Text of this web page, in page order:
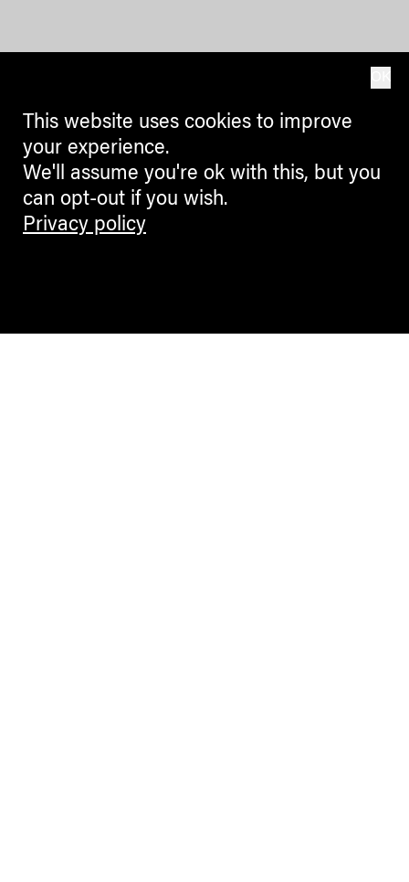
This website uses cookies to improve
your experience.
We'll assume you're ok with this, but you
can opt-out if you wish.
Privacy policy